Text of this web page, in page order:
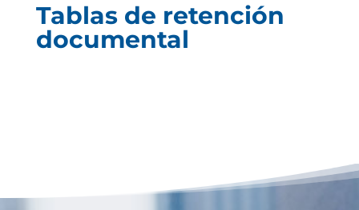
Tablas de retención
documental